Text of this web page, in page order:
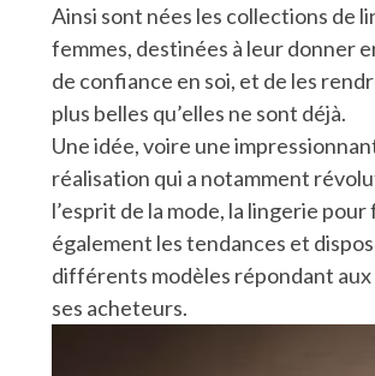
Ainsi sont nées les collections de
femmes, destinées à leur donner
de confiance en soi, et de les
plus belles qu’elles ne sont déjà.
Une idée, voire une
réalisation qui a notamment
l’esprit de la mode, la lingerie
également les tendances et
différents modèles répondant aux
ses acheteurs.